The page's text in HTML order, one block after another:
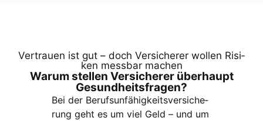
Ver­trau­en ist gut – doch Ver­si­che­rer wol­len Risi­
ken mess­bar machen
War­um stel­len Ver­si­che­rer über­haupt
Gesund­heits­fra­gen?
Bei der Berufs­un­fä­hig­keits­ver­si­che­
rung geht es um viel Geld – und um